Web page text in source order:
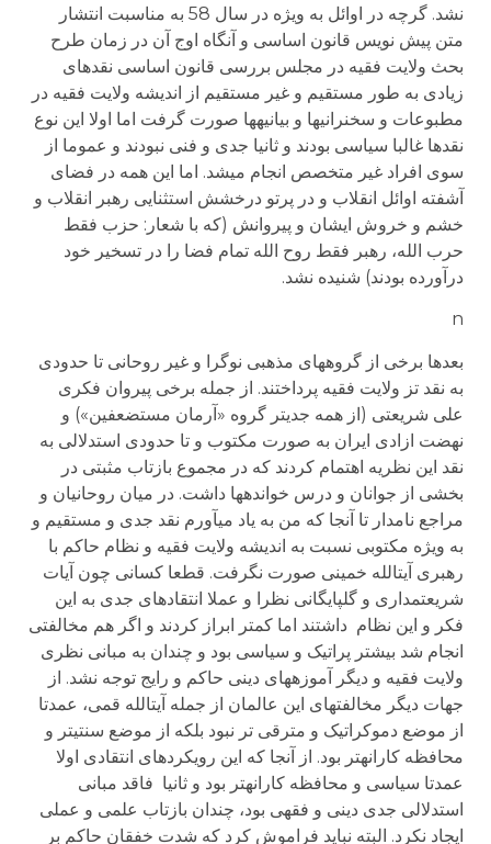
نشد. گرچه در اوائل به ویژه در سال 58 به مناسبت انتشار
متن پیش نویس قانون اساسی و آنگاه اوج آن در زمان طرح
بحث ولایت فقیه در مجلس بررسی قانون اساسی نقدهای
زیادی به طور مستقیم و غیر مستقیم از اندیشه ولایت فقیه در
مطبوعات و سخنرانی­ها و بیانیه­ها صورت گرفت اما اولا این نوع
نقدها غالبا سیاسی بودند و ثانیا جدی و فنی نبودند و عموما از
سوی افراد غیر متخصص انجام می­شد. اما این همه در فضای
آشفته اوائل انقلاب و در پرتو درخشش استثنایی رهبر انقلاب و
خشم و خروش ایشان و پیروانش (که با شعار: حزب فقط
حرب الله، رهبر فقط روح الله تمام فضا را در تسخیر خود
درآورده بودند) شنیده نشد.
n
بعدها برخی از گروههای مذهبی نوگرا و غیر روحانی تا حدودی
به نقد تز ولایت فقیه پرداختند. از جمله برخی پیروان فکری
علی شریعتی (از همه جدی­تر گروه «آرمان مستضعفین») و
نهضت ازادی ایران به صورت مکتوب و تا حدودی استدلالی به
نقد این نظریه اهتمام کردند که در مجموع بازتاب مثبتی در
بخشی از جوانان و درس خوانده­ها داشت. در میان روحانیان و
مراجع نامدار تا آنجا که من به یاد می­آورم نقد جدی و مستقیم و
به ویژه مکتوبی نسبت به اندیشه ولایت فقیه و نظام حاکم با
رهبری آیت­الله خمینی صورت نگرفت. قطعا کسانی چون آیات
شریعتمداری و گلپایگانی نظرا و عملا انتقادهای جدی به این
فکر و این نظام داشتند اما کمتر ابراز کردند و اگر هم مخالفتی
انجام شد بیشتر پراتیک و سیاسی بود و چندان به مبانی نظری
ولایت فقیه و دیگر آموزه­های دینی حاکم و رایج توجه نشد. از
جهات دیگر مخالفت­های این عالمان از جمله آیت­الله قمی، عمدتا
از موضع دموکراتیک و مترقی تر نبود بلکه از موضع سنتی­تر و
محافظه کارانه­تر بود. از آنجا که این رویکردهای انتقادی اولا
عمدتا سیاسی و محافظه کارانه­تر بود و ثانیا فاقد مبانی
استدلالی جدی دینی و فقهی بود، چندان بازتاب علمی و عملی
ایجاد نکرد. البته نباید فراموش کرد که شدت خفقان حاکم بر